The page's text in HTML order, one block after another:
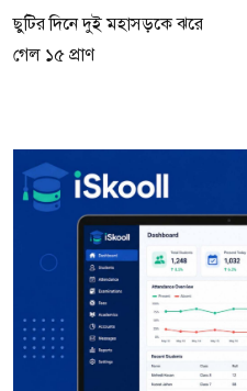
ছুটির দিনে দুই মহাসড়কে ঝরে
গেল ১৫ প্রাণ